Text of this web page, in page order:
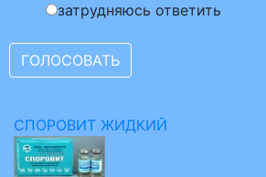
затрудняюсь ответить
СПОРОВИТ ЖИДКИЙ